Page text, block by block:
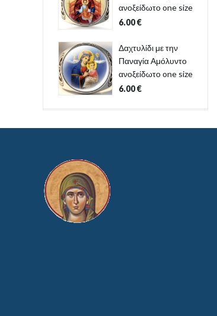
ανοξείδωτο one size
6.00€
Δαχτυλίδι με την
Παναγία Αμόλυντο
ανοξείδωτο one size
6.00€